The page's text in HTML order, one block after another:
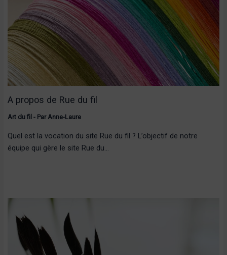
A propos de Rue du fil
Art du fil - ParAnne-Laure
Quel est la vocation du site Rue du fil ? L’objectif de notre
équipe qui gère le site Rue du…